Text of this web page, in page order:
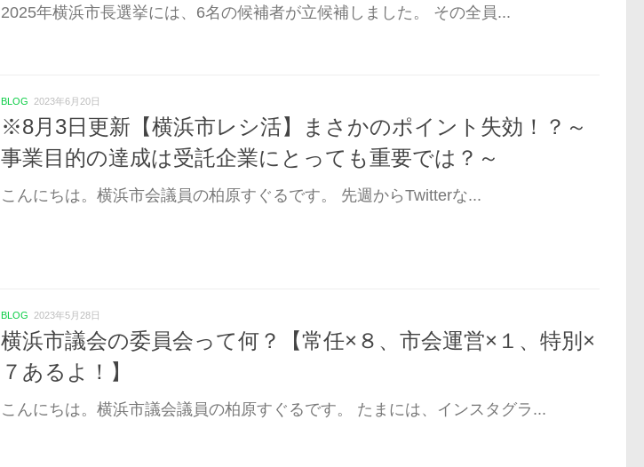
2025年横浜市長選挙には、6名の候補者が立候補しました。 その全員...
BLOG 2023年6月20日
※8月3日更新【横浜市レシ活】まさかのポイント失効！？～
事業目的の達成は受託企業にとっても重要では？～
こんにちは。横浜市会議員の柏原すぐるです。 先週からTwitterな...
BLOG 2023年5月28日
横浜市議会の委員会って何？【常任×８、市会運営×１、特別×
７あるよ！】
こんにちは。横浜市議会議員の柏原すぐるです。 たまには、インスタグラ...